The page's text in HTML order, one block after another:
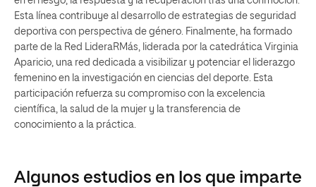
Esta línea contribuye al desarrollo de estrategias de seguridad
deportiva con perspectiva de género. Finalmente, ha formado
parte de la Red LideraRMás, liderada por la catedrática Virginia
Aparicio, una red dedicada a visibilizar y potenciar el liderazgo
femenino en la investigación en ciencias del deporte. Esta
participación refuerza su compromiso con la excelencia
científica, la salud de la mujer y la transferencia de
conocimiento a la práctica.
Algunos estudios en los que imparte